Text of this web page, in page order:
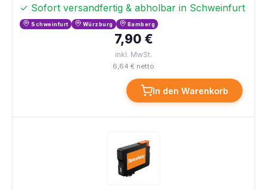
✓ Sofort versandfertig & abholbar in Schweinfurt
Schweinfurt Würzburg Bamberg
7,90 €
inkl. MwSt.
6,64 € netto
In den Warenkorb